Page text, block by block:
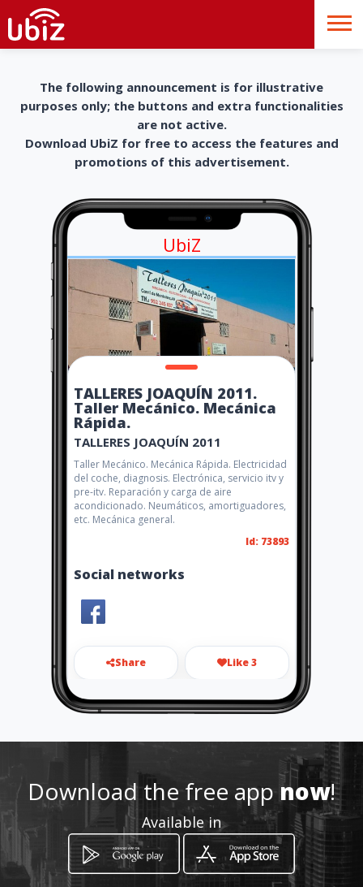
The following announcement is for illustrative
purposes only; the buttons and extra functionalities
are not active.
Download UbiZ for free to access the features and
promotions of this advertisement.
UbiZ
TALLERES JOAQUÍN 2011.
Taller Mecánico. Mecánica
Rápida.
TALLERES JOAQUÍN 2011
Taller Mecánico. Mecánica Rápida. Electricidad
del coche, diagnosis. Electrónica, servicio itv y
pre-itv. Reparación y carga de aire
acondicionado. Neumáticos, amortiguadores,
etc. Mecánica general.
Id: 73893
Social networks
Share Like 3
talleresjoaquin2011@gmail.co
626 024 686
http://www.talleresjoaquin20
11.com
Location -
Download the free appnow!
Available in